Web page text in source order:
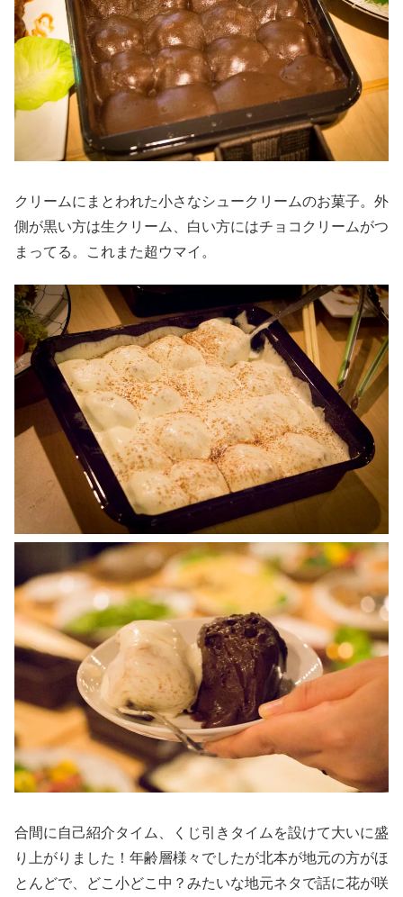
クリームにまとわれた小さなシュークリームのお菓子。外
側が黒い方は生クリーム、白い方にはチョコクリームがつ
まってる。これまた超ウマイ。
合間に自己紹介タイム、くじ引きタイムを設けて大いに盛
り上がりました！年齢層様々でしたが北本が地元の方がほ
とんどで、どこ小どこ中？みたいな地元ネタで話に花が咲